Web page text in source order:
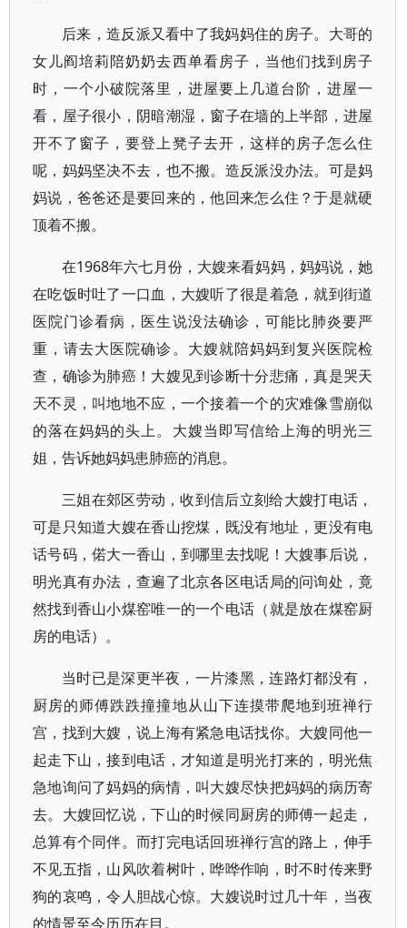
后来，造反派又看中了我妈妈住的房子。大哥的
女儿阎培莉陪奶奶去西单看房子，当他们找到房子
时，一个小破院落里，进屋要上几道台阶，进屋一
看，屋子很小，阴暗潮湿，窗子在墙的上半部，进屋
开不了窗子，要登上凳子去开，这样的房子怎么住
呢，妈妈坚决不去，也不搬。造反派没办法。可是妈
妈说，爸爸还是要回来的，他回来怎么住？于是就硬
顶着不搬。
在1968年六七月份，大嫂来看妈妈，妈妈说，她
在吃饭时吐了一口血，大嫂听了很是着急，就到街道
医院门诊看病，医生说没法确诊，可能比肺炎要严
重，请去大医院确诊。大嫂就陪妈妈到复兴医院检
查，确诊为肺癌！大嫂见到诊断十分悲痛，真是哭天
天不灵，叫地地不应，一个接着一个的灾难像雪崩似
的落在妈妈的头上。大嫂当即写信给上海的明光三
姐，告诉她妈妈患肺癌的消息。
三姐在郊区劳动，收到信后立刻给大嫂打电话，
可是只知道大嫂在香山挖煤，既没有地址，更没有电
话号码，偌大一香山，到哪里去找呢！大嫂事后说，
明光真有办法，查遍了北京各区电话局的问询处，竟
然找到香山小煤窑唯一的一个电话（就是放在煤窑厨
房的电话）。
当时已是深更半夜，一片漆黑，连路灯都没有，
厨房的师傅跌跌撞撞地从山下连摸带爬地到班禅行
宫，找到大嫂，说上海有紧急电话找你。大嫂同他一
起走下山，接到电话，才知道是明光打来的，明光焦
急地询问了妈妈的病情，叫大嫂尽快把妈妈的病历寄
去。大嫂回忆说，下山的时候同厨房的师傅一起走，
总算有个同伴。而打完电话回班禅行宫的路上，伸手
不见五指，山风吹着树叶，哗哗作响，时不时传来野
狗的哀鸣，令人胆战心惊。大嫂说时过几十年，当夜
的情景至今历历在目。